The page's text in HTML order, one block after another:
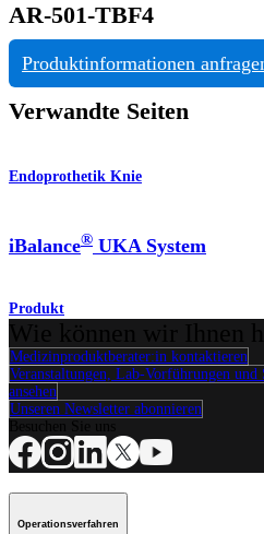
AR-501-TBF4
Produktinformationen
Verwandte Seiten
Endoprothetik Knie
iBalance® UKA System
Produkt
Medizinproduktberater:in kontaktieren
Veranstaltungen, Lab-Vorführungen
ansehen
Unseren Newsletter abonnieren
Operationsverfahren